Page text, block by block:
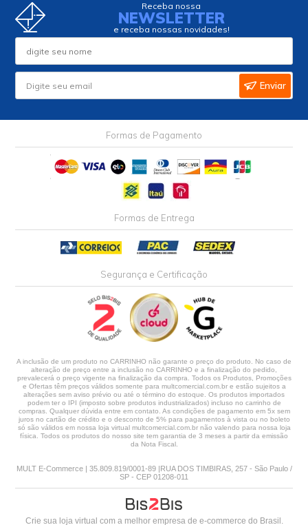
Receba nossa
NEWSLETTER
e receba nossas novidades!
Enviar
Formas de Pagamento
Formas de Entrega
Segurança e Certificação
A inclusão de um produto no CARRINHO não garante o preço do produto. No caso de
alteração de preço entre a inclusão no CARRINHO e a finalização do pedido,
prevalecerá o preço vigente na finalização da compra. Todos os Produtos, Promoções
e Ofertas têm preços válidos somente para multcomercial.com.br e estão sujeitos a
alterações sem aviso prévio ou até o término do estoque. Os produtos importados
podem ter o IPI (imposto sobre produtos industrializados) incluso no carrinho de
compras. Qualquer dúvida entre em contato. As condições de pagamento em 5x sem
juros no cartão de crédito e o desconto de 5% para pagamentos à vista ou no boleto
só são válidos em nossa loja virtual multcomercial.com.br não valendo para nossa loja
física. Todos os produtos do nosso site tem garantia de 3 meses a partir da emissão
da Nota Fiscal.
MULT E-Commerce | 35.809.819/0001-89 |RUA DOS TIMBIRAS, 257 - São Paulo /
SP - CEP 01208-011
Crie sua loja virtual com a melhor empresa de e-commerce do Brasil.